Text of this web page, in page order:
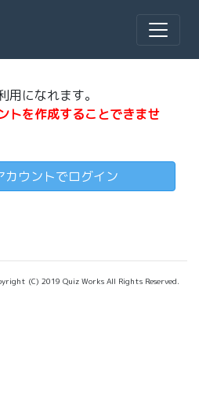
用になれます。
トを作成することできませ
ウントでログイン
(C) 2019 Quiz Works All Rights Reserved.